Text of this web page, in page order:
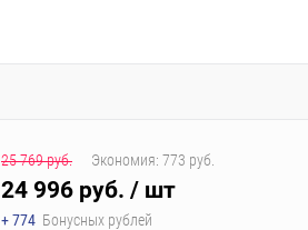
25 769 руб. Экономия: 773 руб.
24 996 руб. / шт
+ 774 Бонусных рублей